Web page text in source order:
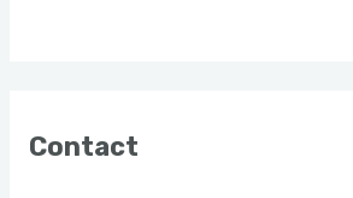
Contact